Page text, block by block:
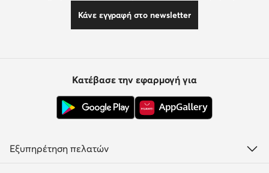
Κάνε εγγραφή στο newsletter
Κατέβασε την εφαρμογή για
Εξυπηρέτηση πελατών